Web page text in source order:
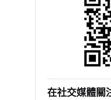
在社交媒體關